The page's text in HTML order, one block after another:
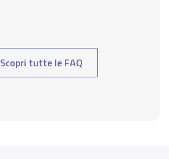
Scopri tutte le FAQ